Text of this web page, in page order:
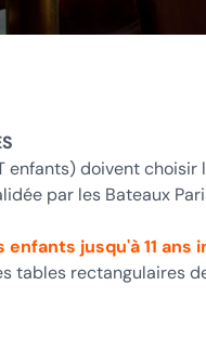
enfants) doivent
par les Bateaux
jusqu'à 11 ans
tables rectangulaires